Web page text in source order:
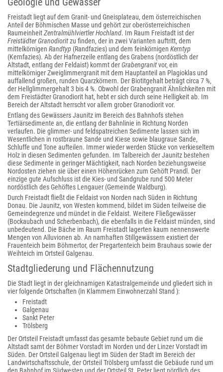
Freistadt liegt auf dem Granit- und Gneisplateau, dem österreichischen
Anteil der Böhmischen Masse und gehört zur oberösterreichischen
RaumeinheitZentralmühlviertler Hochland. Im Raum Freistadt ist der
Freistädter Granodioritzu finden, der in zwei Varianten auftritt, dem
mittelkörnigen Randtyp (Randfazies) und dem feinkörnigen Kerntyp
(Kernfazies). Ab der Hafnerzeile entlang des Grabens (nordöstlich der
Altstadt, entlang der Feldaist) kommt derGrabengranitvor, ein
mittelkörniger Zweiglimmergranit mit dem Hauptanteil an Plagioklas und
auffallend großen, runden Quarzkörnern. Der Biotitgehalt beträgt circa 7 %,
der Hellglimmergehalt 3 bis 4 %. Obwohl der Grabengranit Ähnlichkeiten mit
dem Freistädter Granodiorit hat, hebt er sich durch seine Helligkeit ab. Im
Bereich der Altstadt herrscht vor allem grober Granodiorit vor.
Entlang des Gewässers Jaunitz im Bereich des Bahnhofs stehen
Tertiärsedimente an, die entlang der Bahnlinie in Richtung Norden
verlaufen. Die glimmer- und feldspatreichen Sedimente lassen sich im
Wesentlichen in rostbraune Sande und Kiese sowie blaugraue Sande,
Schluffe und Tone aufteilen. Immer wieder werden Stücke von verkieseltem
Holz in diesen Sedimenten gefunden. Im Talbereich der Jaunitz bestehen
diese Sedimente in geringer Mächtigkeit, nach Norden beziehungsweise
Nordosten ziehen sie über einen Höhenrücken zum Gehöft Prandl. Der
einzige gute Aufschluss ist die Kies- und Sandgrube rund 500 Meter
nordöstlich des Gehöftes Lengauer (Gemeinde Waldburg).
Durch Freistadt fließt die Feldaist von Norden nach Süden in Richtung
Donau. Die Jaunitz, von Westen kommend, bildet im Süden teilweise die
Gemeindegrenze und mündet in die Feldaist. Weitere Fließgewässer
(Bockaubach und Scherbenbach), die ebenfalls in die Feldaist münden, sind
unbedeutend. Die Bäche im Raum Freistadt lagerten kaum nennenswerte
Mengen von Alluvionen ab. An namhaften Stillgewässern existiert der
Frauenteich beim Böhmertor, der Pregartenteich beim Brauhaus sowie der
Weihteich im Ortsteil Galgenau.
Stadtgliederung und Flächennutzung
Die Stadt liegt in der gleichnamigen Katastralgemeinde und gliedert sich in
vier folgende Ortschaften (in Klammern Einwohnerzahl Stand ):
Freistadt
Galgenau
Sankt Peter
Trölsberg
Der Ortsteil Freistadt umfasst das gesamte bebaute Gebiet rund um die
Altstadt samt der Böhmer Vorstadt im Norden und der Linzer Vorstadt im
Süden. Der Ortsteil Galgenau liegt im Süden der Stadt im Bereich der
Landwirtschaftsschule, der Ortsteil Trölsberg umfasst die Gebäude rund um